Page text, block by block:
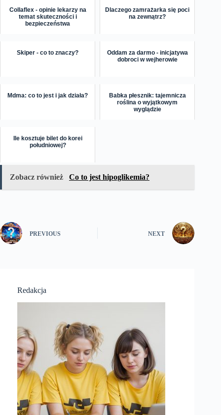
Collaflex - opinie lekarzy na
temat skuteczności i
bezpieczeństwa
Dlaczego zamrażarka się poci
na zewnątrz?
Skiper - co to znaczy?
Oddam za darmo - inicjatywa
dobroci w wejherowie
Mdma: co to jest i jak działa?
Babka płesznik: tajemnicza
roślina o wyjątkowym
wyglądzie
Ile kosztuje bilet do korei
południowej?
Zobacz również Co to jest hipoglikemia?
PREVIOUS NEXT
Redakcja